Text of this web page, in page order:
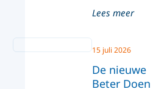
Lees meer
De nieuwe
Beter Doen
15 juli 2026